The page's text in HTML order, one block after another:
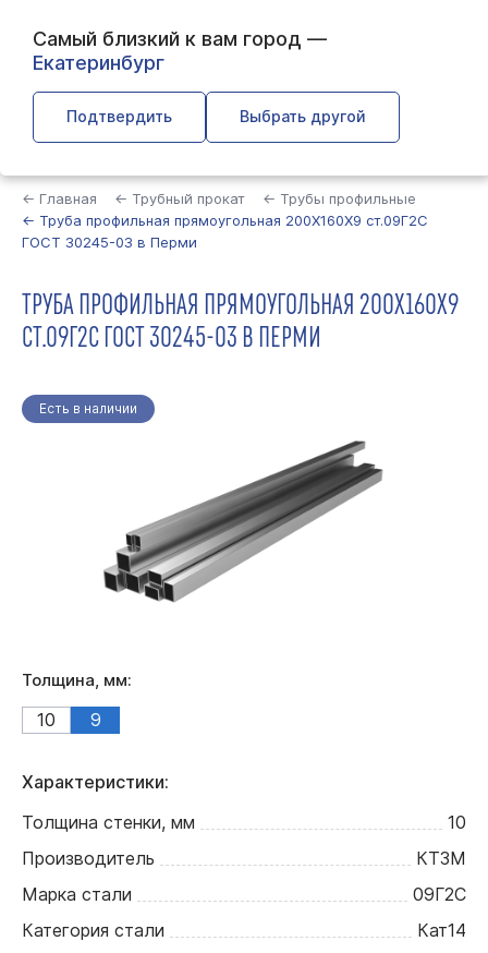
Самый близкий к вам город —
Екатеринбург
Подтвердить Выбрать другой
← Главная ← Трубный прокат
← Трубы профильные
← Труба профильная прямоугольная 200Х160Х9 ст.09Г2С
ГОСТ 30245-03 в Перми
ТРУБА ПРОФИЛЬНАЯ ПРЯМОУГОЛЬНАЯ 200Х160Х9
СТ.09Г2С ГОСТ 30245-03 В ПЕРМИ
Есть в наличии
Толщина, мм:
10 9
Характеристики:
Толщина стенки, мм
10
Производитель
КТЗМ
Марка стали
09Г2С
Категория стали
Кат14